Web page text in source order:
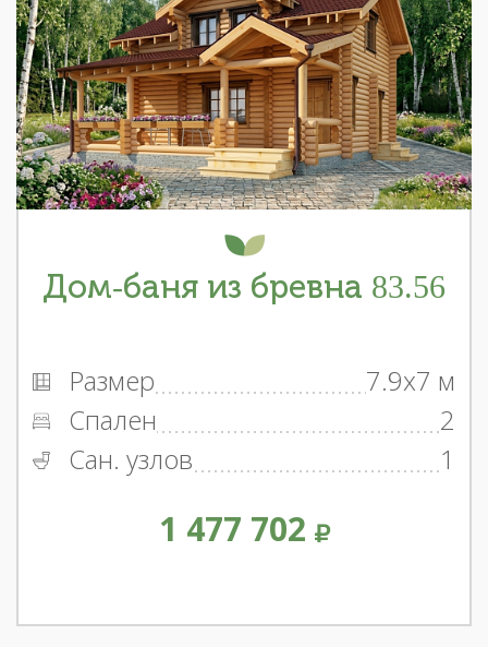
Дом-баня из бревна 83.56
Размер
7.9x7 м
Спален
2
Сан. узлов
1
1 477 702